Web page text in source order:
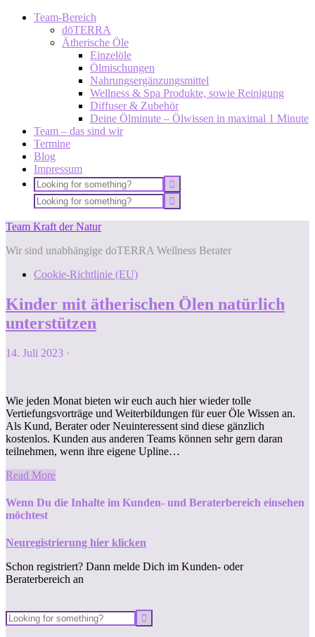
Team-Bereich
dōTERRA
Ätherische Öle
Einzelöle
Ölmischungen
Nahrungsergänzungsmittel
Wellness & Spa Produkte, sowie Reinigung
Diffuser & Zubehör
Deine Ölminute – Ölwissen in maximal 1 Minute
Team – das sind wir
Termine
Blog
Impressum
Team Kraft der Natur
Wir sind unabhängige doTERRA Wellness Berater
Cookie-Richtlinie (EU)
Kinder mit ätherischen Ölen natürlich
unterstützen
14. Juli 2023 ·
Wie jeden Monat bieten wir euch auch hier wieder tolle
Vertiefungsvorträge und Weiterbildungen für euer Öle Wissen an.
Als Kund, Berater oder Neuinteressent sind diese gänzlich
kostenlos. Kunden aus anderen Teams können sehr gern daran
teilnehmen, wenn ihre eigene Upline…
Read More
Wenn Du die Inhalte im Kunden- und Beraterbereich einsehen
möchtest
Neuregistrierung hier klicken
Schon registriert? Dann melde Dich im Kunden- oder
Beraterbereich an